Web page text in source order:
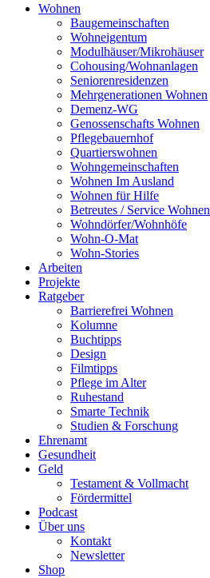
Wohnen
Baugemeinschaften
Wohneigentum
Modulhäuser/Mikrohäuser
Cohousing/Wohnanlagen
Seniorenresidenzen
Mehrgenerationen Wohnen
Demenz-WG
Genossenschafts Wohnen
Pflegebauernhof
Quartierswohnen
Wohngemeinschaften
Wohnen Im Ausland
Wohnen für Hilfe
Betreutes / Service Wohnen
Wohndörfer/Wohnhöfe
Wohn-O-Mat
Wohn-Stories
Arbeiten
Projekte
Ratgeber
Barrierefrei Wohnen
Kolumne
Buchtipps
Design
Filmtipps
Pflege im Alter
Ruhestand
Smarte Technik
Studien & Forschung
Ehrenamt
Gesundheit
Geld
Testament & Vollmacht
Fördermittel
Podcast
Über uns
Kontakt
Newsletter
Shop